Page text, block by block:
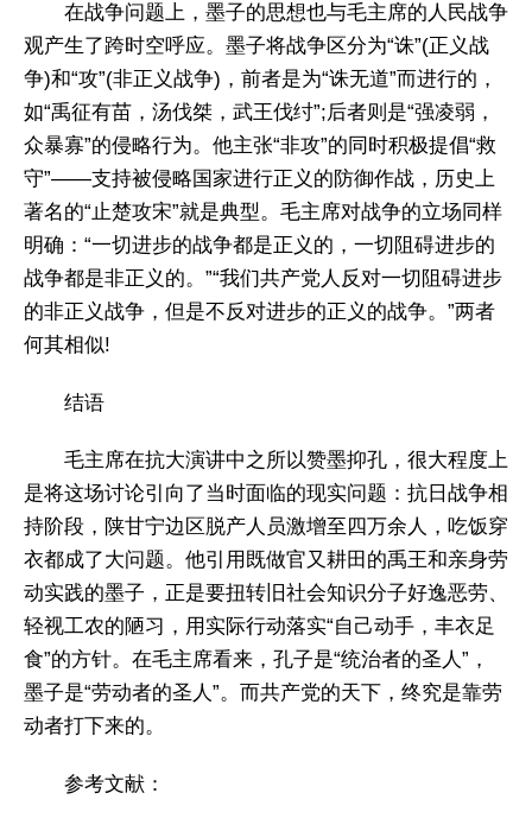
在战争问题上，墨子的思想也与毛主席的人民战争
观产生了跨时空呼应。墨子将战争区分为“诛”(正义战
争)和“攻”(非正义战争)，前者是为“诛无道”而进行的，
如“禹征有苗，汤伐桀，武王伐纣”;后者则是“强凌弱，
众暴寡”的侵略行为。他主张“非攻”的同时积极提倡“救
守”——支持被侵略国家进行正义的防御作战，历史上
著名的“止楚攻宋”就是典型。毛主席对战争的立场同样
明确：“一切进步的战争都是正义的，一切阻碍进步的
战争都是非正义的。”“我们共产党人反对一切阻碍进步
的非正义战争，但是不反对进步的正义的战争。”两者
何其相似!
结语
毛主席在抗大演讲中之所以赞墨抑孔，很大程度上
是将这场讨论引向了当时面临的现实问题：抗日战争相
持阶段，陕甘宁边区脱产人员激增至四万余人，吃饭穿
衣都成了大问题。他引用既做官又耕田的禹王和亲身劳
动实践的墨子，正是要扭转旧社会知识分子好逸恶劳、
轻视工农的陋习，用实际行动落实“自己动手，丰衣足
食”的方针。在毛主席看来，孔子是“统治者的圣人”，
墨子是“劳动者的圣人”。而共产党的天下，终究是靠劳
动者打下来的。
参考文献：